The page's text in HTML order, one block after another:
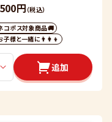
円（税込）
コポス対象商品🚚
子様と一緒に👨‍👩‍👦
追加